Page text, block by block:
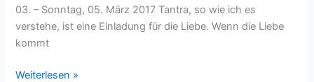
03. – Sonntag, 05. März 2017 Tantra, so wie ich es
verstehe, ist eine Einladung für die Liebe. Wenn die Liebe
kommt
Weiterlesen »